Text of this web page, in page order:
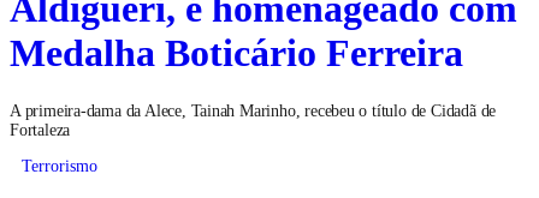
Medalha Boticário Ferreira
A primeira-dama da Alece, Tainah Marinho, recebeu o título de Cidadã de
Fortaleza
Terrorismo